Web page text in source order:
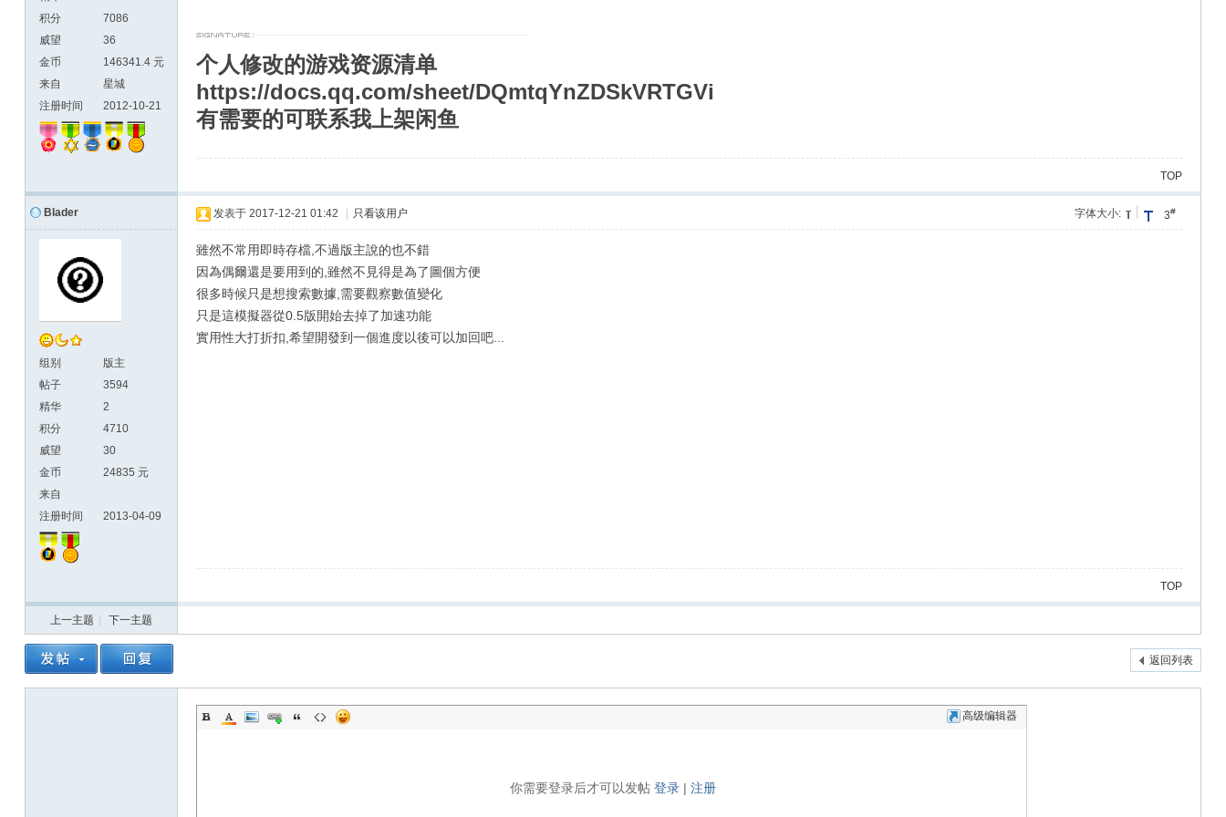
积分
7086
威望
36
金币
146341.4 元
来自
星城
注册时间
2012-10-21
个人修改的游戏资源清单
https://docs.qq.com/sheet/DQmtqYnZDSkVRTGVi
有需要的可联系我上架闲鱼
TOP
Blader
组别
版主
帖子
3594
精华
2
积分
4710
威望
30
金币
24835 元
来自
注册时间
2013-04-09
3#
字体大小:
发表于 2017-12-21 01:42 只看该用户
雖然不常用即時存檔,不過版主說的也不錯
因為偶爾還是要用到的,雖然不見得是為了圖個方便
很多時候只是想搜索數據,需要觀察數值變化
只是這模擬器從0.5版開始去掉了加速功能
實用性大打折扣,希望開發到一個進度以後可以加回吧...
TOP
上一主题 下一主题
返回列表
高级编辑器
你需要登录后才可以发帖登录 |注册